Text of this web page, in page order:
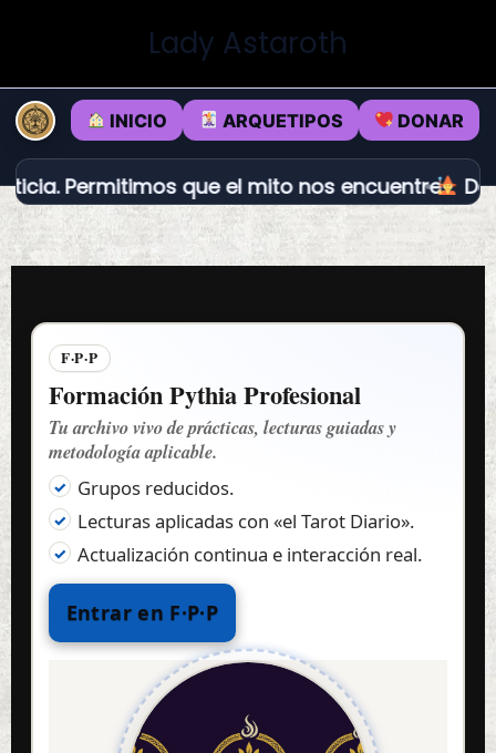
Lady Astaroth
INICIO ARQUETIPOS DONAR
que el mito nos encuentre. Dédalo
F·P·P
Formación Pythia Profesional
Tu archivo vivo de prácticas, lecturas guiadas y
metodología aplicable.
Grupos reducidos.
Lecturas aplicadas con «el Tarot Diario».
Actualización continua e interacción real.
Entrar en F·P·P